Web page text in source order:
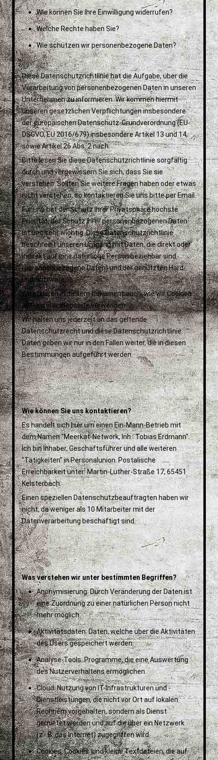
Wie können Sie Ihre Einwilligung widerrufen?
Welche Rechte haben Sie?
Wie schützen wir personenbezogene Daten?
Diese Datenschutzrichtlinie hat die Aufgabe, über die
Verarbeitung von personenbezogenen Daten in unseren
Unternehmen zu informieren. Wir kommen hiermit
unseren gesetzlichen Verpflichtungen insbesondere
der europäischen Datenschutz-Grundverordnung (EU-
DSGVO, EU 2016/679) insbesondere Artikel 13 und 14,
sowie Artikel 26 Abs. 2 nach.
Bitte lesen Sie diese Datenschutzrichtlinie sorgfältig
durch und vergewissern Sie sich, dass Sie sie
verstehen. Sollten Sie weitere Fragen haben oder etwas
nicht verstehen, so kontaktieren Sie uns bitte per Email.
Für uns hat der Schutz Ihrer Privatsphäre höchste
Priorität, der Schutz Ihrer personenbezogenen Daten
ist uns sehr wichtig. Diese Datenschutzrichtlinie
beschreibt unseren Umgang mit Daten, die direkt oder
indirekt auf eine natürliche Person beziehbar sind
(personenbezogene Daten) und der genutzten Hard-
und Software.
Wir erklären in diesem Dokument auch, wie wir Cookies
auf unserer Webseite verwenden.
Wir halten uns jederzeit an das geltende
Datenschutzrecht und diese Datenschutzrichtlinie.
Daten geben wir nur in den Fällen weiter, die in diesen
Bestimmungen aufgeführt werden.
Wie können Sie uns kontaktieren?
Es handelt sich hier um einen Ein-Mann-Betrieb mit
dem Namen "Meerkat-Network, Inh.: Tobias Erdmann".
Ich bin Inhaber, Geschäftsführer und alle weiteren
"Tätigkeiten" in Personalunion. Postalische
Erreichbarkeit unter: Martin-Luther-Straße 17, 65451
Kelsterbach.
Einen speziellen Datenschutzbeauftragten haben wir
nicht, da weniger als 10 Mitarbeiter mit der
Datenverarbeitung beschäftigt sind.
Was verstehen wir unter bestimmten Begriffen?
Anonymisierung: Durch Veränderung der Daten ist
eine Zuordnung zu einer natürlichen Person nicht
mehr möglich.
Aktivitätsdaten: Daten, welche über die Aktivitäten
des Users gespeichert werden.
Analyse-Tools: Programme, die eine Auswertung
des Nutzerverhaltens ermöglichen.
Cloud: Nutzung von IT-Infrastrukturen und -
Dienstleistungen, die nicht vor Ort auf lokalen
Rechnern vorgehalten, sondern als Dienst
gemietet werden und auf die über ein Netzwerk
(z. B. das Internet) zugegriffen wird
Cookies: Cookies sind kleine Textdateien, die auf